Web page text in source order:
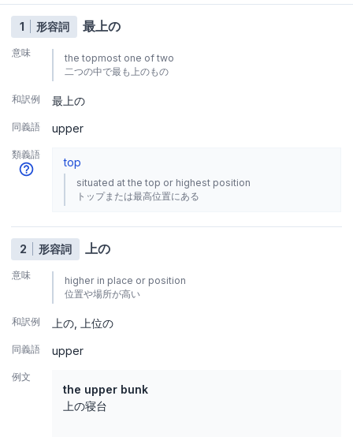
1 形容詞 最上の
意味
the topmost one of two
二つの中で最も上のもの
和訳例 最上の
同義語 upper
類義語
top
situated at the top or highest position
トップまたは最高位置にある
2 形容詞 上の
意味
higher in place or position
位置や場所が高い
和訳例 上の 上位の
同義語 upper
例文
the upper bunk
上の寝台